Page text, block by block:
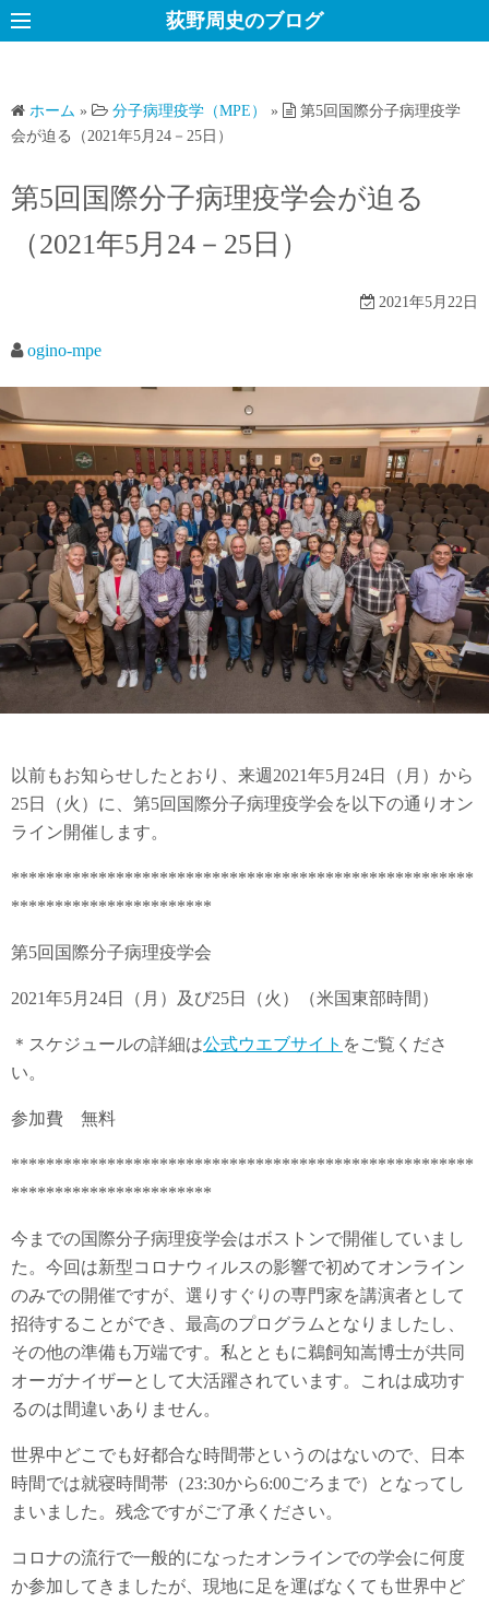
コ
ン
ス
キ
荻野周史のブログ
ホーム » 分子病理疫学（MPE） »
第5回国際分子病理疫学
会が迫る（2021年5月24－25日）
第5回国際分子病理疫学会が迫る
（2021年5月24－25日）
2021年5月22日
ogino-mpe
以前もお知らせしたとおり、来週2021年5月24日（月）から
25日（火）に、第5回国際分子病理疫学会を以下の通りオン
ライン開催します。
*****************************************************
***********************
第5回国際分子病理疫学会
2021年5月24日（月）及び25日（火）（米国東部時間）
＊スケジュールの詳細は公式ウエブサイト をご覧くださ
い。
参加費 無料
*****************************************************
***********************
今までの国際分子病理疫学会はボストンで開催していまし
た。今回は新型コロナウィルスの影響で初めてオンライン
のみでの開催ですが、選りすぐりの専門家を講演者として
招待することができ、最高のプログラムとなりましたし、
その他の準備も万端です。私とともに鵜飼知嵩博士が共同
オーガナイザーとして大活躍されています。これは成功す
るのは間違いありません。
世界中どこでも好都合な時間帯というのはないので、日本
時間では就寝時間帯（23:30から6:00ごろまで）となってし
まいました。残念ですがご了承ください。
コロナの流行で一般的になったオンラインでの学会に何度
か参加してきましたが、現地に足を運ばなくても世界中ど